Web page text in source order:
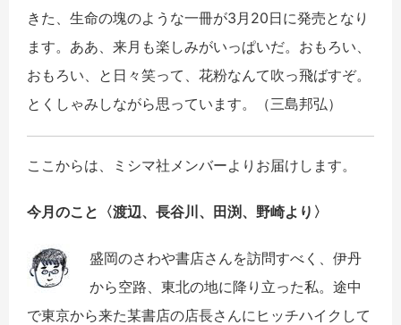
きた、生命の塊のような一冊が3月20日に発売となり
ます。ああ、来月も楽しみがいっぱいだ。おもろい、
おもろい、と日々笑って、花粉なんて吹っ飛ばすぞ。
とくしゃみしながら思っています。（三島邦弘）
ここからは、ミシマ社メンバーよりお届けします。
今月のこと〈渡辺、長谷川、田渕、野崎より〉
盛岡のさわや書店さんを訪問すべく、伊丹
から空路、東北の地に降り立った私。途中
で東京から来た某書店の店長さんにヒッチハイクして